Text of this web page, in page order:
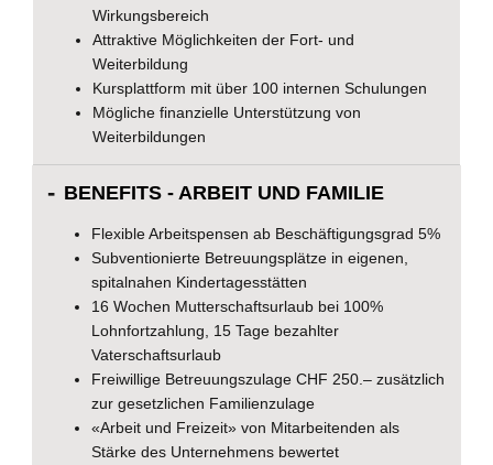
Wirkungsbereich
Attraktive Möglichkeiten der Fort- und
Weiterbildung
Kursplattform mit über 100 internen Schulungen
Mögliche finanzielle Unterstützung von
Weiterbildungen
BENEFITS - ARBEIT UND FAMILIE
Flexible Arbeitspensen ab Beschäftigungsgrad 5%
Subventionierte Betreuungsplätze in eigenen,
spitalnahen Kindertagesstätten
16 Wochen Mutterschaftsurlaub bei 100%
Lohnfortzahlung, 15 Tage bezahlter
Vaterschaftsurlaub
Freiwillige Betreuungszulage CHF 250.– zusätzlich
zur gesetzlichen Familienzulage
«Arbeit und Freizeit» von Mitarbeitenden als
Stärke des Unternehmens bewertet